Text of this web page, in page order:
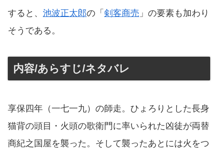
すると、 池波正太郎の「 剣客商売 」の要素も加わり
そうである。
内容/あらすじ/ネタバレ
享保四年（一七一九）の師走。ひょろりとした長身
猫背の頭目・火頭の歌衛門に率いられた凶徒が両替
商紀之国屋を襲った。そして襲ったあとには火をつ